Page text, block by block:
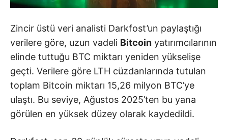
Zincir üstü veri analisti Darkfost’un paylaştığı
verilere göre, uzun vadeli Bitcoin yatırımcılarının
elinde tuttuğu BTC miktarı yeniden yükselişe
geçti. Verilere göre LTH cüzdanlarında tutulan
toplam Bitcoin miktarı 15,26 milyon BTC’ye
ulaştı. Bu seviye, Ağustos 2025’ten bu yana
görülen en yüksek düzey olarak kaydedildi.